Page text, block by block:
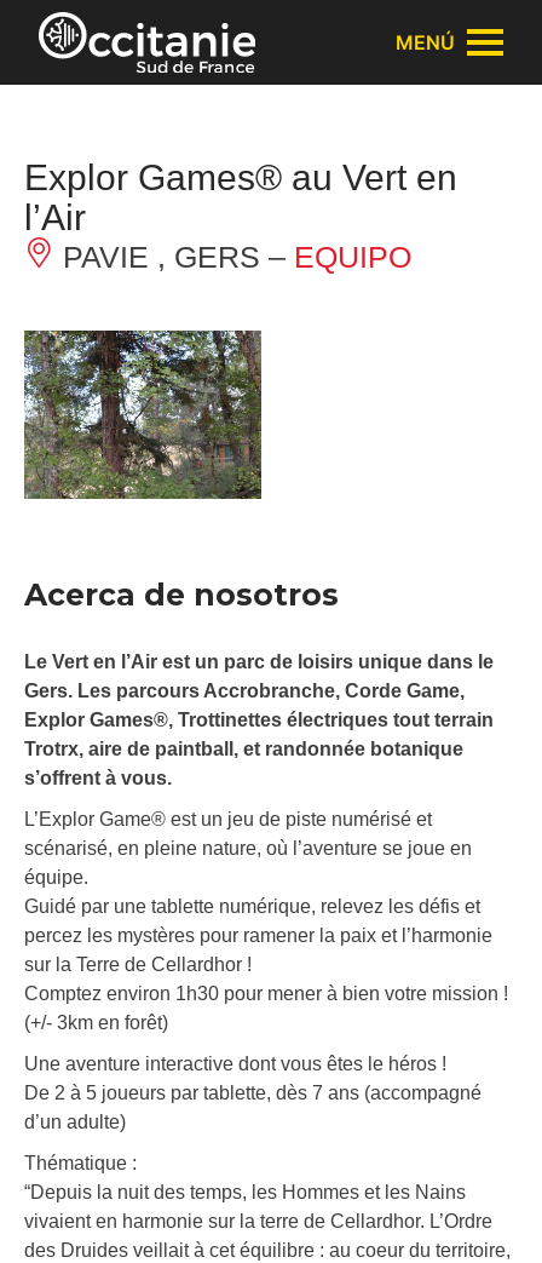
Panel de gestión de cookies
MENÚ
Explor Games® au Vert en
l’Air
PAVIE , GERS – EQUIPO
Acerca de nosotros
Le Vert en l’Air est un parc de loisirs unique dans le
Gers. Les parcours Accrobranche, Corde Game,
Explor Games®, Trottinettes électriques tout terrain
Trotrx, aire de paintball, et randonnée botanique
s’offrent à vous.
L’Explor Game® est un jeu de piste numérisé et
scénarisé, en pleine nature, où l’aventure se joue en
équipe.
Guidé par une tablette numérique, relevez les défis et
percez les mystères pour ramener la paix et l’harmonie
sur la Terre de Cellardhor !
Comptez environ 1h30 pour mener à bien votre mission !
(+/- 3km en forêt)
Une aventure interactive dont vous êtes le héros !
De 2 à 5 joueurs par tablette, dès 7 ans (accompagné
d’un adulte)
Thématique :
“Depuis la nuit des temps, les Hommes et les Nains
vivaient en harmonie sur la terre de Cellardhor. L’Ordre
des Druides veillait à cet équilibre : au coeur du territoire,